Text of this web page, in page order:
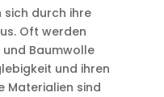
sich durch ihre
Oft werden
Baumwolle
und ihren
Materialien sind